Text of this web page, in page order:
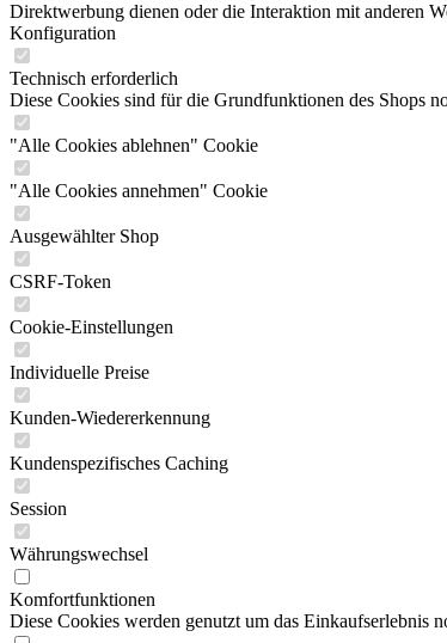
Direktwerbung dienen oder die Interaktion mit anderen
Konfiguration
Technisch erforderlich
Diese Cookies sind für die Grundfunktionen des Shops
"Alle Cookies ablehnen" Cookie
"Alle Cookies annehmen" Cookie
Ausgewählter Shop
CSRF-Token
Cookie-Einstellungen
Individuelle Preise
Kunden-Wiedererkennung
Kundenspezifisches Caching
Session
Währungswechsel
Komfortfunktionen
Diese Cookies werden genutzt um das Einkaufserlebnis